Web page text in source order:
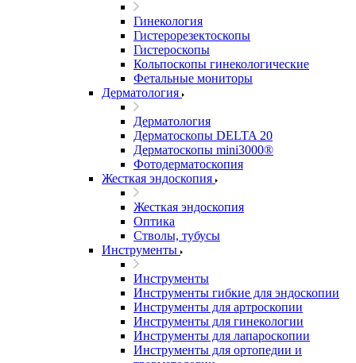
Гинекология
Гистерорезектоскопы
Гистероскопы
Кольпоскопы гинекологические
Фетальные мониторы
Дерматология
Дерматология
Дерматоскопы DELTA 20
Дерматоскопы mini3000®
Фотодерматоскопия
Жесткая эндоскопия
Жесткая эндоскопия
Оптика
Стволы, тубусы
Инструменты
Инструменты
Инструменты гибкие для эндоскопии
Инструменты для артроскопии
Инструменты для гинекологии
Инструменты для лапароскопии
Инструменты для ортопедии и